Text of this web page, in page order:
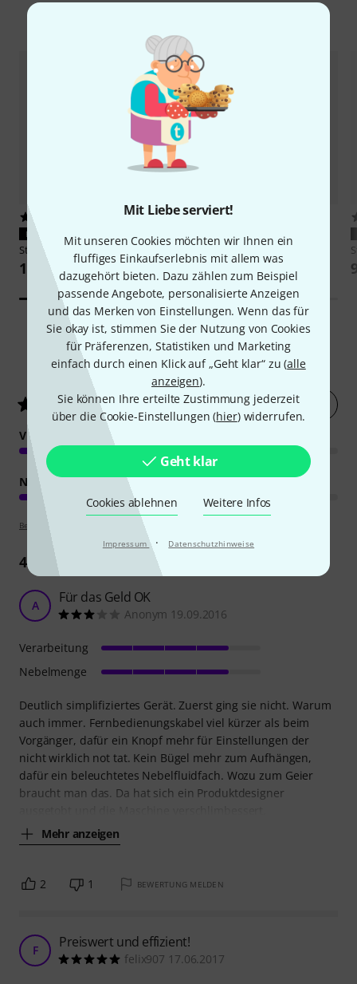
Mit Liebe serviert!
Mit unseren Cookies möchten wir Ihnen ein
fluffiges Einkaufserlebnis mit allem was
dazugehört bieten. Dazu zählen zum Beispiel
passende Angebote, personalisierte Anzeigen
und das Merken von Einstellungen. Wenn das für
Sie okay ist, stimmen Sie der Nutzung von Cookies
für Präferenzen, Statistiken und Marketing
einfach durch einen Klick auf „Geht klar“ zu (alle
anzeigen).
Sie können Ihre erteilte Zustimmung jederzeit
über die Cookie-Einstellungen (hier) widerrufen.
Geht klar
Cookies ablehnen Weitere Infos
Impressum · Datenschutzhinweise
PASST GARANTIERT
Stairville E-HD Fluid 5l
15,90 €
PASST GARANTIERT
StairvilleE Fluid 5l
13,50 €
70Kundenbewertungen
4.6/ 5 Jetzt bewerten
VERARBEITUNG
NEBELMENGE
Bewertungsrichtlinien
44
A Für das Geld OK
Anonym 19.09.2016
Deutlich simplifiziertes Gerät. Zuerst ging sie nicht. Warum
auch immer. Fernbedienungskabel viel kürzer als beim
Vorgänger, dafür ein Knopf mehr für Einstellungen der
nicht wirklich not tat. Kein Bügel mehr zum Aufhängen,
dafür ein beleuchtetes Nebelfluidfach. Wozu zum Geier
braucht man das. Da hat sich ein Produktdesigner
Mehr anzeigen
Verarbeitung
Nebelmenge
2 1 BEWERTUNG MELDEN
F Preiswert und effizient!
felix907 17.06.2017